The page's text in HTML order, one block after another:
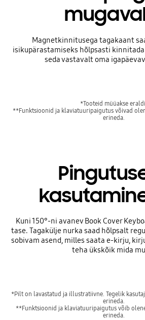
Magnetkinnitusega tagakaant
isikupärastamiseks hõlpsasti
seda vastavalt oma
*Tooteid müüakse eraldi.
**Funktsioonid ja klaviatuuripaigutus võivad
erineda.
kasutamine
Kuni 150°-ni avanev Book Cover
tase. Tagakülje nurka saad hõlpsalt
sobivam asend, milles saata e-kirju,
teha ükskõik mida
*Pilt on lavastatud ja illustratiivne. Tegelik
erineda.
**Funktsioonid ja klaviatuuripaigutus võib
erineda.